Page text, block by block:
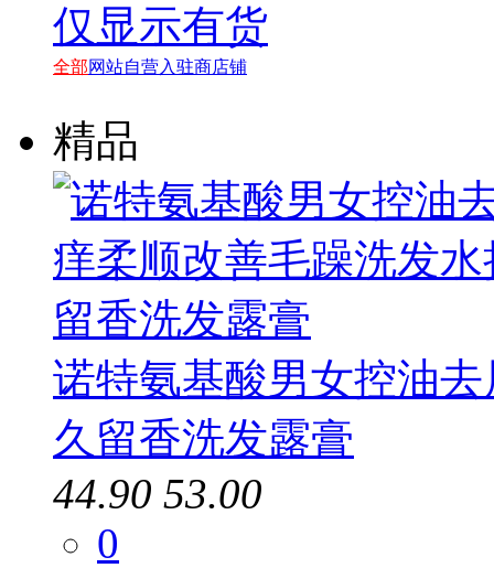
仅显示有货
全部网站自营入驻商店铺
精品
诺特氨基酸男女控油
久留香洗发露膏
44.90 53.00
0